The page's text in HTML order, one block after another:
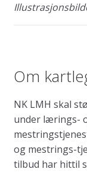
Om
NK LMH skal
under lærings-
og mestrings-
tilbud har hittil